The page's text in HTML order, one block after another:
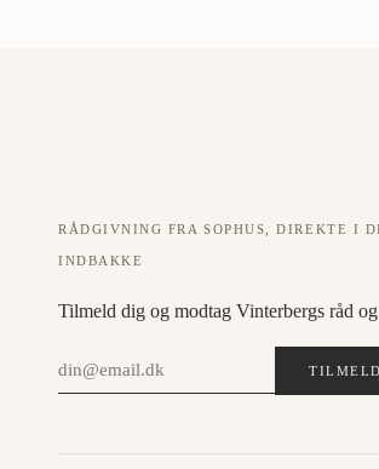
RÅDGIVNING FRA SOPHUS, DIREKTE I
INDBAKKE
Tilmeld dig og modtag Vinterbergs råd
TILMELD